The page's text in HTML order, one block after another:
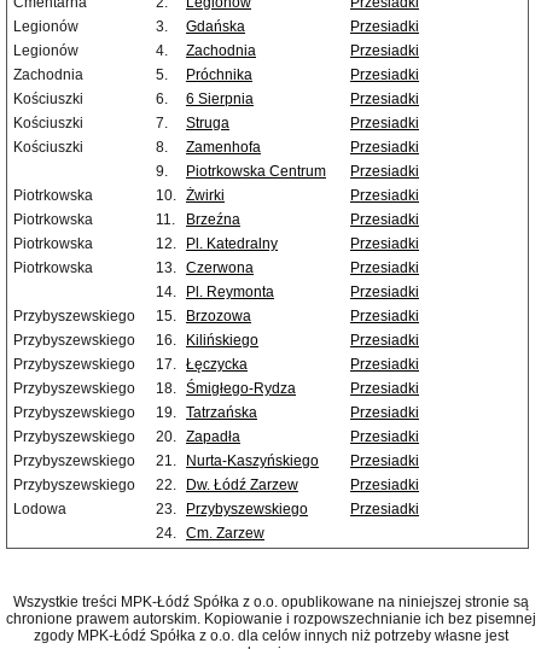
Legionów
3. Gdańska
Przesiadki
Legionów
4. Zachodnia
Przesiadki
Zachodnia
5. Próchnika
Przesiadki
Kościuszki
6. 6 Sierpnia
Przesiadki
Kościuszki
7. Struga
Przesiadki
Kościuszki
8. Zamenhofa
Przesiadki
9.
Piotrkowska Centrum
Przesiadki
Piotrkowska
10. Żwirki
Przesiadki
Piotrkowska
11. Brzeźna
Przesiadki
Piotrkowska
12. Pl. Katedralny
Przesiadki
Piotrkowska
13. Czerwona
Przesiadki
14.
Pl. Reymonta
Przesiadki
Przybyszewskiego
15. Brzozowa
Przesiadki
Przybyszewskiego
16. Kilińskiego
Przesiadki
Przybyszewskiego
17. Łęczycka
Przesiadki
Przybyszewskiego
18. Śmigłego-Rydza
Przesiadki
Przybyszewskiego
19. Tatrzańska
Przesiadki
Przybyszewskiego
20. Zapadła
Przesiadki
Przybyszewskiego
21. Nurta-Kaszyńskiego
Przesiadki
Przybyszewskiego
22. Dw. Łódź Zarzew
Przesiadki
Lodowa
23. Przybyszewskiego
Przesiadki
24. Cm. Zarzew
Wszystkie treści MPK-Łódź Spółka z o.o. opublikowane na niniejszej stronie są
chronione prawem autorskim. Kopiowanie i rozpowszechnianie ich bez pisemnej
zgody MPK-Łódź Spółka z o.o. dla celów innych niż potrzeby własne jest